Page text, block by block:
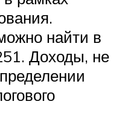
найти в
Доходы, не